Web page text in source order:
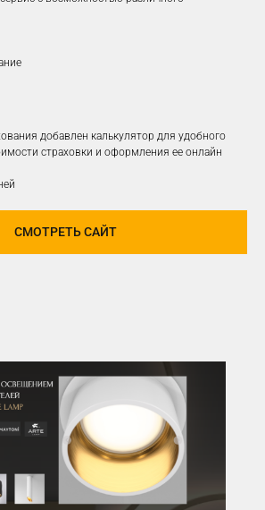
добавлен калькулятор для удобного
страховки и оформления ее онлайн
СМОТРЕТЬ САЙТ
Telegram